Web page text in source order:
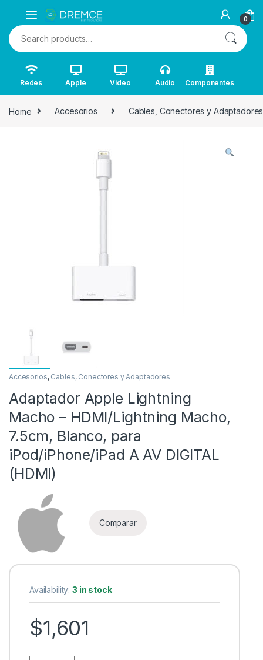
0
Search for:
Redes Apple Video Audio Componentes
Home Accesorios Cables, Conectores y Adaptadores
Accesorios, Cables, Conectores y Adaptadores
Adaptador Apple Lightning
Macho – HDMI/Lightning Macho,
7.5cm, Blanco, para
iPod/iPhone/iPad A AV DIGITAL
(HDMI)
Comparar
Availability:3 in stock
$1,601